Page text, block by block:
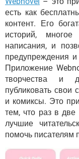
есть как
контент. Его
историй,
написания, и
предупреждения
Приложение
творчества и
публиковать свои
и комиксы. Это
тем, что раз в две
лучшие
помочь писателям